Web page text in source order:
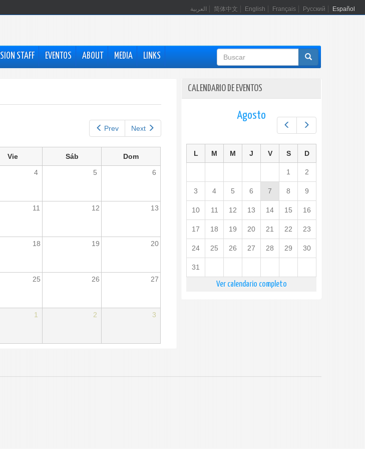
العربية 简体中文 English Français Русский Español
STAFF EVENTOS ABOUT MEDIA LINKS
Formulario
de
búsqueda
Prev Next
Vie Sáb
Dom
4 5 6
11 12 13
18 19 20
25 26 27
1 2 3
CALENDARIO DE EVENTOS
Next
Agosto
L M M J V S D
1 2
3 4 5 6 7 8 9
10 11 12 13 14 15 16
17 18 19 20 21 22 23
24 25 26 27 28 29 30
31
Ver calendario completo